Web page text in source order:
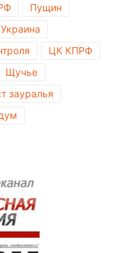
Пущин
Украина
ЦК КПРФ
Щучье
зауралья